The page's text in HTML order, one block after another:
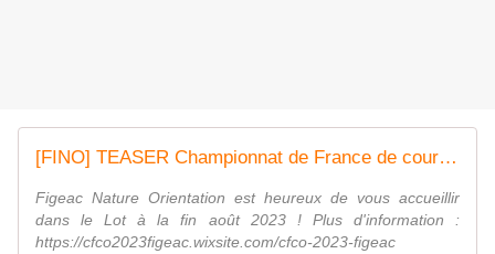
[FINO] TEASER Championnat de France de course d'orientation à Figeac 2023
Figeac Nature Orientation est heureux de vous accueillir
dans le Lot à la fin août 2023 ! Plus d'information :
https://cfco2023figeac.wixsite.com/cfco-2023-figeac